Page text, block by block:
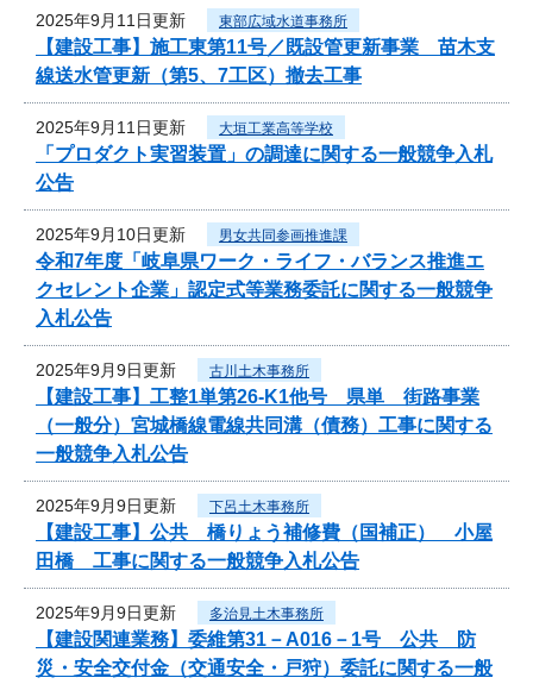
2025年9月11日更新 東部広域水道事務所
【建設工事】施工東第11号／既設管更新事業 苗木支
線送水管更新（第5、7工区）撤去工事
2025年9月11日更新 大垣工業高等学校
「プロダクト実習装置」の調達に関する一般競争入札
公告
2025年9月10日更新 男女共同参画推進課
令和7年度「岐阜県ワーク・ライフ・バランス推進エ
クセレント企業」認定式等業務委託に関する一般競争
入札公告
2025年9月9日更新 古川土木事務所
【建設工事】工整1単第26-K1他号 県単 街路事業
（一般分）宮城橋線電線共同溝（債務）工事に関する
一般競争入札公告
2025年9月9日更新 下呂土木事務所
【建設工事】公共 橋りょう補修費（国補正） 小屋
田橋 工事に関する一般競争入札公告
2025年9月9日更新 多治見土木事務所
【建設関連業務】委維第31－A016－1号 公共 防
災・安全交付金（交通安全・戸狩）委託に関する一般